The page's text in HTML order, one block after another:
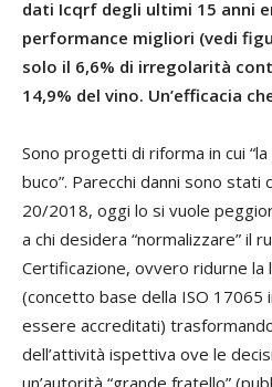
dati Icqrf degli ultimi 15 anni
performance migliori (vedi
solo il 6,6% di irregolarità
14,9% del vino. Un’efficacia
Sono progetti di riforma in cui
buco”. Parecchi danni sono stati
20/2018, oggi lo si vuole
a chi desidera “normalizzare” il
Certificazione, ovvero ridurne la
(concetto base della ISO 17065
essere accreditati)
dell’attività ispettiva ove le
un’autorità “grande fratello”